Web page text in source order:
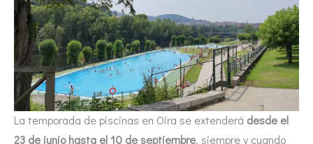
La temporada de piscinas en Oira se extenderá desde el
23 de junio hasta el 10 de septiembre, siempre y cuando